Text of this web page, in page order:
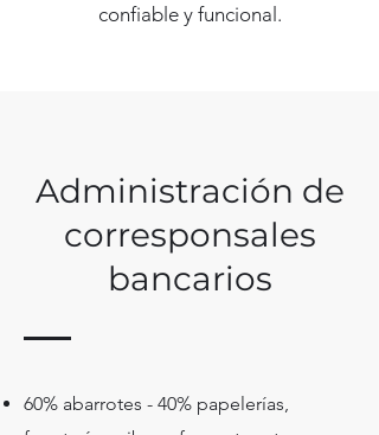
confiable y funcional.
Administración de
corresponsales
bancarios
60% abarrotes - 40% papelerías,